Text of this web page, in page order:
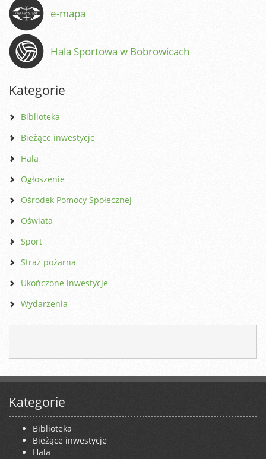
e-mapa
Hala Sportowa w Bobrowicach
Kategorie
Biblioteka
Bieżące inwestycje
Hala
Ogłoszenie
Ośrodek Pomocy Społecznej
Oświata
Sport
Straż pożarna
Ukończone inwestycje
Wydarzenia
Kategorie
Biblioteka
Bieżące inwestycje
Hala